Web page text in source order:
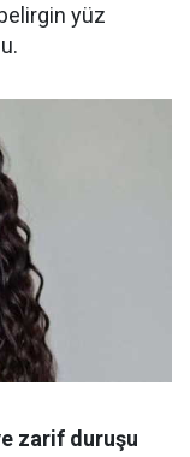
yüz
zarif duruşu